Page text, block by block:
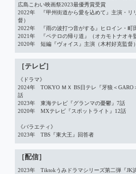
広島こわい映画祭2023最優秀賞受賞
2022年　『甲州街道から愛を込めて』主演・リ
督）
2022年　『雨の波打つ音がする』ヒロイン・町
2021年　『ペテロの帰り道』（オカモトナオキ
2020年　短編『ヴォイス』主演（木村好克監督）
［テレビ］
《ドラマ》
2024年　TOKYO ＭＸ BS日テレ『牙狼＜
話
2023年　東海テレビ『グランマの憂鬱』7話
2020年　MXテレビ『スポットライト』12話
《バラエティ》
2023年　TBS『東大王』回答者
［配信］
2023年　Tiktokうみドラマシリーズ第二弾『JK